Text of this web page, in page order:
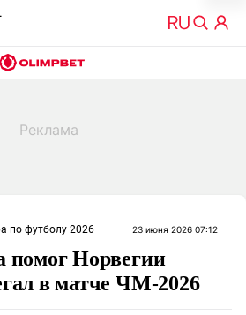
по футболу 2026 23 июня 2026 07:12
помог Норвегии
в матче ЧМ-2026